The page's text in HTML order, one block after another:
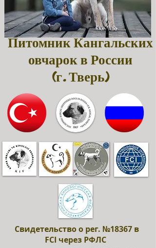
Питомник Кангальских
овчарок в России
(г. Тверь)
Свидетельство о рег. №18367 в
FCI через РФЛС